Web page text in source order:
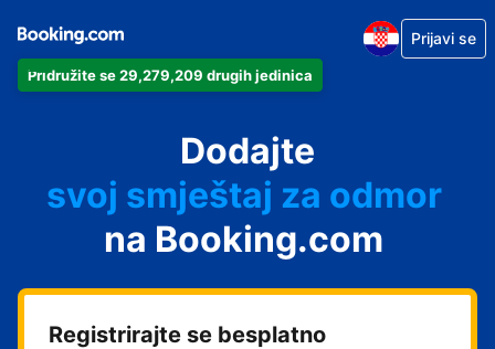
Pridružite se 29,279,209 drugih jedinica
Prijavi se
Dodajte
svoj apartman
svoj hotel
svoj smještaj za odmor
svoj privatni smještaj
svoj smještaj s doručkom
na Booking.com
Registrirajte se besplatno